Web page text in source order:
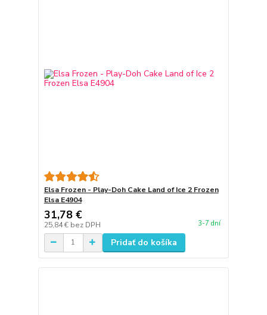
Elsa Frozen - Play-Doh Cake Land of Ice 2 Frozen
Elsa E4904
31,78 €
25,84 € bez DPH 3-7 dní
Pridať do košíka